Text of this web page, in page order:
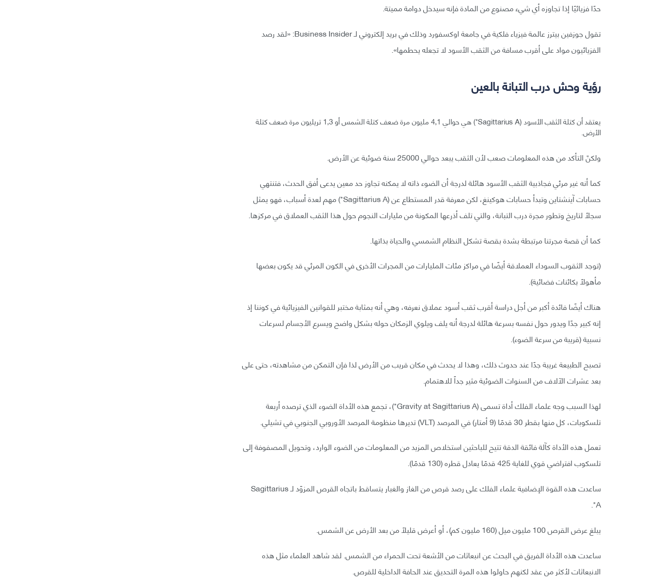
حدًا فزيائيًا إذا تجاوزه أي شيء مصنوع من المادة فإنه سيدخل دوامة مميتة.
تقول جوزفين بيترز عالمة فيزياء فلكية في جامعة اوكسفورد وذلك في بريد إلكتروني لـ Business Insider: «لقد رصد
الفزيائيون مواد على أقرب مسافة من الثقب الأسود لا تجعله يحطمها».
رؤية وحش درب التبانة بالعين
يعتقد أن كتلة الثقب الأسود (Sagittarius A*) هي حوالي 4,1 مليون مرة ضعف كتلة الشمس أو 1,3 تريليون مرة ضعف كتلة
الأرض.
ولكنّ التأكد من هذه المعلومات صعب لأن الثقب يبعد حوالي 25000 سنة ضوئية عن الأرض.
كما أنه غير مرئي فجاذبية الثقب الأسود هائلة لدرجة أن الضوء ذاته لا يمكنه تجاوز حد معين يدعى أفق الحدث، فتنتهي
حسابات آينشتاين وتبدأ حسابات هوكينغ، لكن معرفة قدر المستطاع عن (Sagittarius A*) مهم لعدة أسباب، فهو يمثل
سجلًا لتاريخ وتطور مجرة درب التبانة، والتي تلف أذرعها المكونة من مليارات النجوم حول هذا الثقب العملاق في مركزها.
كما أن قصة مجرتنا مرتبطة بشدة بقصة تشكل النظام الشمسي والحياة بذاتها.
(توجد الثقوب السوداء العملاقة أيضًا في مراكز مئات المليارات من المجرات الأخرى في الكون المرئي قد يكون بعضها
مأهولًا بكائنات فضائية).
هناك أيضًا فائدة أكبر من أجل دراسة أقرب ثقب أسود عملاق نعرفه، وهي أنه بمثابة مختبر للقوانين الفيزيائية في كوننا إذ
إنه كبير جدًا ويدور حول نفسه بسرعة هائلة لدرجة أنه يلف ويلوي الزمكان حوله بشكل واضح ويسرع الأجسام لسرعات
نسبية (قريبة من سرعة الضوء).
تصبح الطبيعة غريبة جدًا عند حدوث ذلك، وهذا لا يحدث في مكان قريب من الأرض لذا فإن التمكن من مشاهدته، حتى على
بعد عشرات الآلاف من السنوات الضوئية مثير جداً للاهتمام.
لهذا السبب وجه علماء الفلك أداة تسمى (Gravity at Sagittarius A*)، تجمع هذه الأداة الضوء الذي ترصده أربعة
تلسكوبات، كل منها بقطر 30 قدمًا (9 أمتار) في المرصد (VLT) تديرها منظومة المرصد الأوروبي الجنوبي في تشيلي.
تعمل هذه الأداة كآلة فائقة الدقة تتيح للباحثين استخلاص المزيد من المعلومات من الضوء الوارد، وتحويل المصفوفة إلى
تلسكوب افتراضي قوي للغاية 425 قدمًا يعادل قطره (130 قدمًا).
ساعدت هذه القوة الإضافية علماء الفلك على رصد قرص من الغاز والغبار يتساقط باتجاه القرص المزوّد لـ Sagittarius
A*.
يبلغ عرض القرص 100 مليون ميل (160 مليون كم)، أو أعرض قليلاً من بعد الأرض عن الشمس.
ساعدت هذه الأداة الفريق في البحث عن انبعاثات من الأشعة تحت الحمراء من الشمس. لقد شاهد العلماء مثل هذه
الانبعاثات لأكثر من عقد لكنهم حاولوا هذه المرة التحديق عند الحافة الداخلية للقرص.